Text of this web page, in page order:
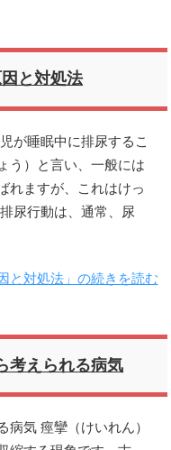
と対処法
が睡眠中に排尿するこ
う）と言い、一般には
れますが、これはけっ
尿行動は、通常、尿
と対処法」の続きを読む
考えられる病気
病気 痙攣（けいれん）